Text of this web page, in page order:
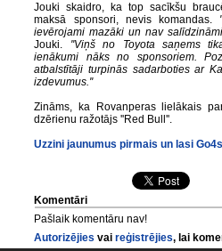
Jouki skaidro, ka top sacīkšu
maksā sponsori, nevis komandas.
ievērojami mazāki un nav
Jouki. ''Viņš no Toyota saņems
ienākumi nāks no sponsoriem.
atbalstītāji turpinās sadarboties ar
izdevumus.''
Zināms, ka Rovanperas lielākais
dzērienu ražotājs ''Red Bull''.
Uzzini jaunumus pirmais un lasi
Komentāri
Pašlaik komentāru nav!
Autorizējies vaireģistrējies, lai